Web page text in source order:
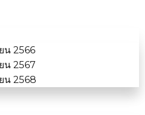
น 2566
น 2567
น 2568